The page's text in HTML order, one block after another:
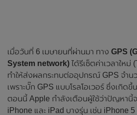
เมื่อวันที่ 6 เมษายนที่ผ่านมา ทาง GPS
System network) ได้รีเซ็ตค่าเวลาใหม่
ทำให้ส่งผลกระทบต่ออุปกรณ์ GPS จำน
เพราะบั๊ก GPS แบบโรลโอเวอร์ ซึ่งเกิดขึ้
ตอนนี้ Apple กำลังเตือนผู้ใช้ว่าปัญหานี้
iPhone และ iPad บางรุ่น เช่น iPhone